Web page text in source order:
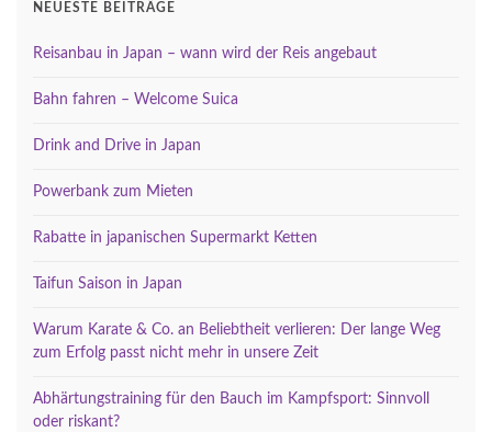
NEUESTE BEITRÄGE
Reisanbau in Japan – wann wird der Reis angebaut
Bahn fahren – Welcome Suica
Drink and Drive in Japan
Powerbank zum Mieten
Rabatte in japanischen Supermarkt Ketten
Taifun Saison in Japan
Warum Karate & Co. an Beliebtheit verlieren: Der lange Weg
zum Erfolg passt nicht mehr in unsere Zeit
Abhärtungstraining für den Bauch im Kampfsport: Sinnvoll
oder riskant?